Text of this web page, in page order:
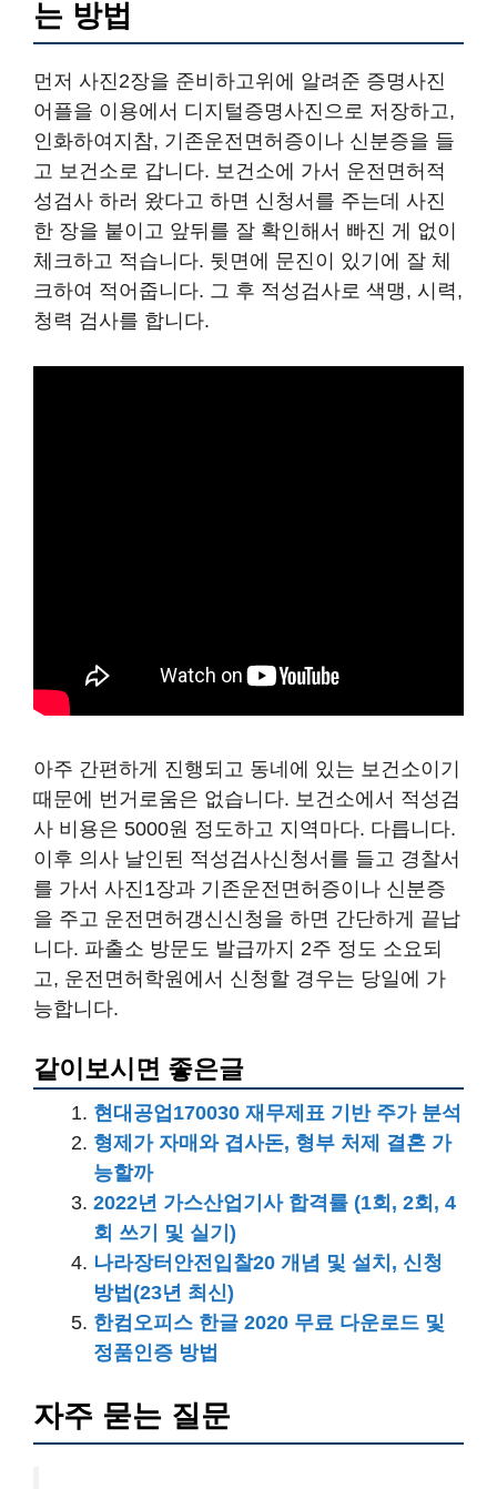
는 방법
먼저 사진2장을 준비하고위에 알려준 증명사진
어플을 이용에서 디지털증명사진으로 저장하고,
인화하여지참, 기존운전면허증이나 신분증을 들
고 보건소로 갑니다. 보건소에 가서 운전면허적
성검사 하러 왔다고 하면 신청서를 주는데 사진
한 장을 붙이고 앞뒤를 잘 확인해서 빠진 게 없이
체크하고 적습니다. 뒷면에 문진이 있기에 잘 체
크하여 적어줍니다. 그 후 적성검사로 색맹, 시력,
청력 검사를 합니다.
아주 간편하게 진행되고 동네에 있는 보건소이기
때문에 번거로움은 없습니다. 보건소에서 적성검
사 비용은 5000원 정도하고 지역마다. 다릅니다.
이후 의사 날인된 적성검사신청서를 들고 경찰서
를 가서 사진1장과 기존운전면허증이나 신분증
을 주고 운전면허갱신신청을 하면 간단하게 끝납
니다. 파출소 방문도 발급까지 2주 정도 소요되
고, 운전면허학원에서 신청할 경우는 당일에 가
능합니다.
같이보시면 좋은글
현대공업170030 재무제표 기반 주가 분석
형제가 자매와 겹사돈, 형부 처제 결혼 가
능할까
2022년 가스산업기사 합격률 (1회, 2회, 4
회 쓰기 및 실기)
나라장터안전입찰20 개념 및 설치, 신청
방법(23년 최신)
한컴오피스 한글 2020 무료 다운로드 및
정품인증 방법
자주 묻는 질문